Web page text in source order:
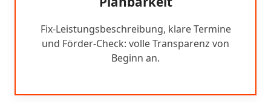
Fix-Leistungsbeschreibung, klare Termine
und Förder-Check: volle Transparenz von
Beginn an.